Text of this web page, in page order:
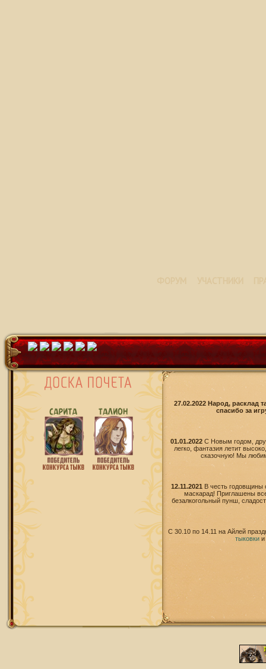
27.02.2022 Народ, расклад
спасибо за
01.01.2022 С Новым годом,
легко, фантазия летит
сказочную! Мы
12.11.2021
В честь годовщины
маскарад! Приглашены
безалкогольный пунш,
С 30.10 по 14.11 на Айлей
тыковкии